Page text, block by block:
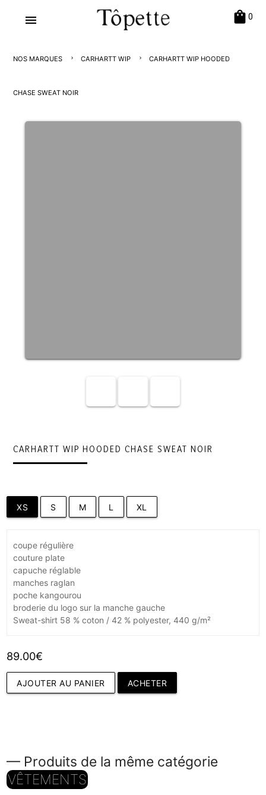
menu shopping_bag 0
NOS MARQUES CARHARTT WIP CARHARTT WIP HOODED
CHASE SWEAT NOIR
CARHARTT WIP HOODED CHASE SWEAT NOIR
XS S M L XL
coupe régulière
couture plate
capuche réglable
manches raglan
poche kangourou
broderie du logo sur la manche gauche
Sweat-shirt 58 % coton / 42 % polyester, 440 g/m²
89.00€
AJOUTER AU PANIER ACHETER
— Produits de la même catégorie
VÊTEMENTS